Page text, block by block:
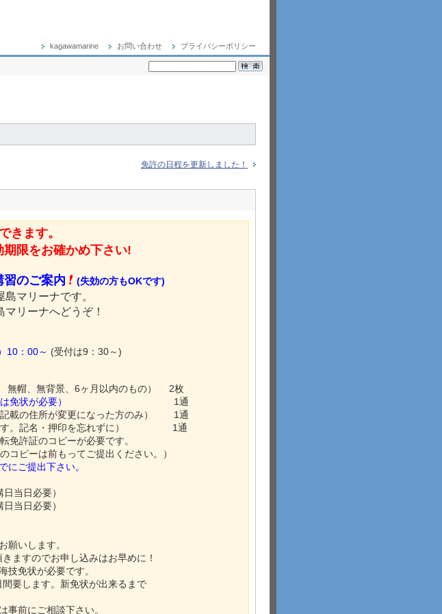
kagawamarine お問い合わせ プライバシーポリシー
免許の日程を更新しました！
きます。
限をお確かめ下さい!
習のご案内 (失効の方もOKです)
マリーナです。
リーナへどうぞ！
10：00～ (受付は9：30～)
、無背景、6ヶ月以内のもの） 2枚
免状が必要）
1通
の住所が変更になった方のみ） 1通
す。記名・押印を忘れずに） 1通
許証のコピーが必要です。
もってご提出ください。）
にご提出下さい。
日必要）
当日必要）
お願いします。
ますのでお申し込みはお早めに！
技免状が必要です。
要します。新免状が出来るまで
前にご相談下さい。